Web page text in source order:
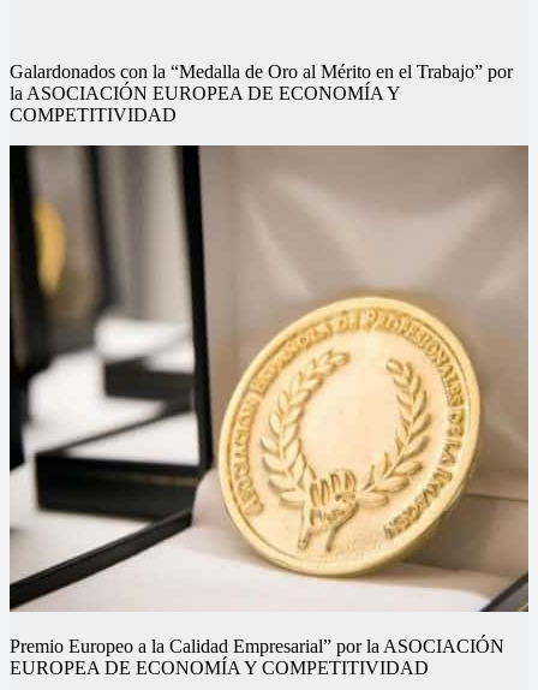
Galardonados con la “Medalla de Oro al Mérito en el Trabajo” por
la ASOCIACIÓN EUROPEA DE ECONOMÍA Y
COMPETITIVIDAD
Premio Europeo a la Calidad Empresarial” por la ASOCIACIÓN
EUROPEA DE ECONOMÍA Y COMPETITIVIDAD